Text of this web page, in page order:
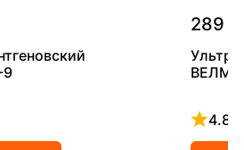
9
289
4.8